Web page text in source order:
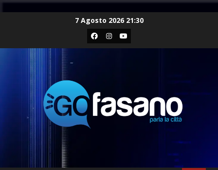
7 Agosto 2026 21:30
Facebook
Instagram
Youtube